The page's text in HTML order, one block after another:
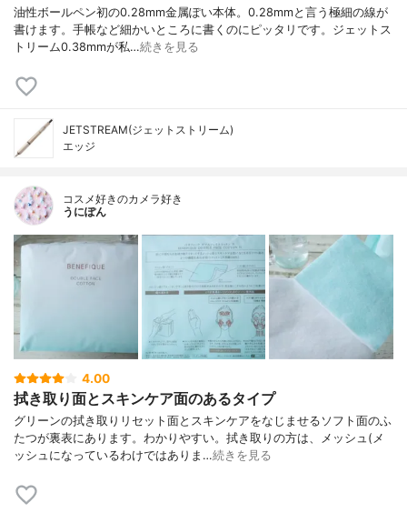
油性ボールペン初の0.28mm金属ぽい本体。0.28mmと言う極細の線が
書けます。手帳など細かいところに書くのにピッタリです。ジェットス
トリーム0.38mmが私…続きを見る
JETSTREAM(ジェットストリーム)
エッジ
コスメ好きのカメラ好き
うにぽん
4.00
拭き取り面とスキンケア面のあるタイプ
グリーンの拭き取りリセット面とスキンケアをなじませるソフト面のふ
たつが裏表にあります。わかりやすい。拭き取りの方は、メッシュ(メ
ッシュになっているわけではありま…続きを見る